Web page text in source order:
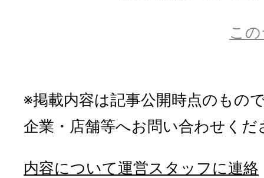
こ
※掲載内容は記事公開時点のもの
企業・店舗等へお問い合わせくだ
内容について運営スタッフに連絡